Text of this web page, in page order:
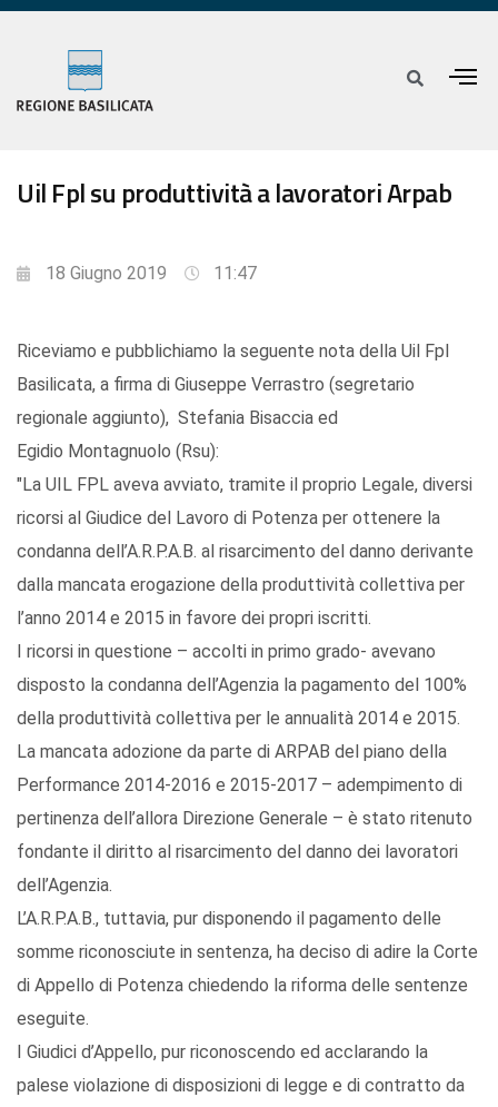
Uil Fpl su produttività a lavoratori Arpab
18 Giugno 2019 11:47
Riceviamo e pubblichiamo la seguente nota della Uil Fpl
Basilicata, a firma di Giuseppe Verrastro (segretario
regionale aggiunto), Stefania Bisaccia ed
Egidio Montagnuolo (Rsu):
"La UIL FPL aveva avviato, tramite il proprio Legale, diversi
ricorsi al Giudice del Lavoro di Potenza per ottenere la
condanna dell’A.R.P.A.B. al risarcimento del danno derivante
dalla mancata erogazione della produttività collettiva per
l’anno 2014 e 2015 in favore dei propri iscritti.
I ricorsi in questione – accolti in primo grado- avevano
disposto la condanna dell’Agenzia la pagamento del 100%
della produttività collettiva per le annualità 2014 e 2015.
La mancata adozione da parte di ARPAB del piano della
Performance 2014-2016 e 2015-2017 – adempimento di
pertinenza dell’allora Direzione Generale – è stato ritenuto
fondante il diritto al risarcimento del danno dei lavoratori
dell’Agenzia.
L’A.R.P.A.B., tuttavia, pur disponendo il pagamento delle
somme riconosciute in sentenza, ha deciso di adire la Corte
di Appello di Potenza chiedendo la riforma delle sentenze
eseguite.
I Giudici d’Appello, pur riconoscendo ed acclarando la
palese violazione di disposizioni di legge e di contratto da